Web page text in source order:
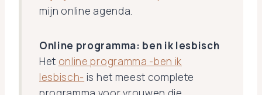
mijn online agenda.
Online programma: ben ik lesbisch
Het online programma -ben ik
lesbisch- is het meest complete